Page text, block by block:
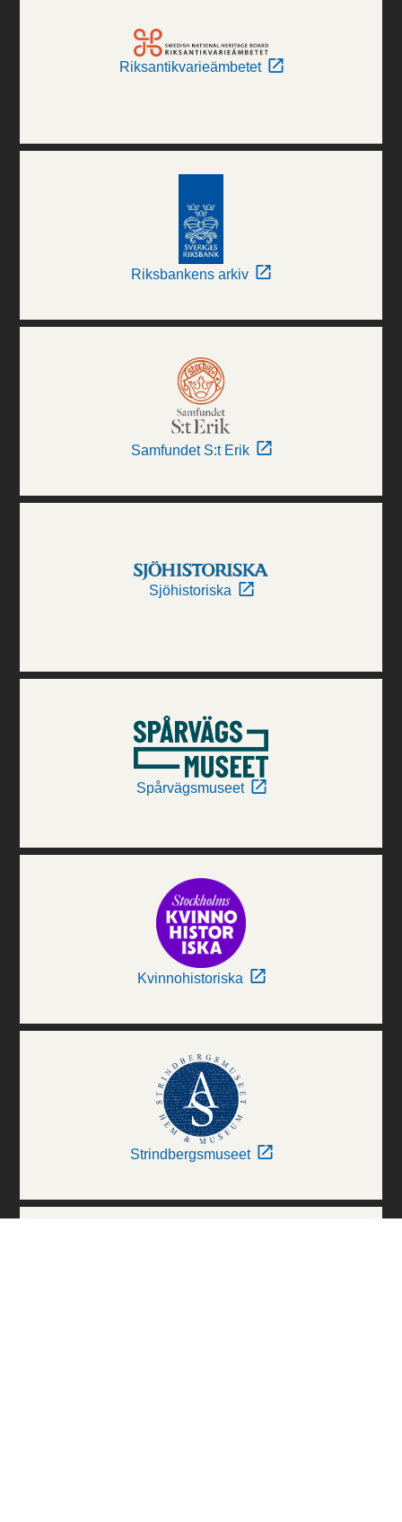
Riksantikvarieämbetet
Riksbankens arkiv
Samfundet S:t Erik
Sjöhistoriska
Spårvägsmuseet
Kvinnohistoriska
Strindbergsmuseet